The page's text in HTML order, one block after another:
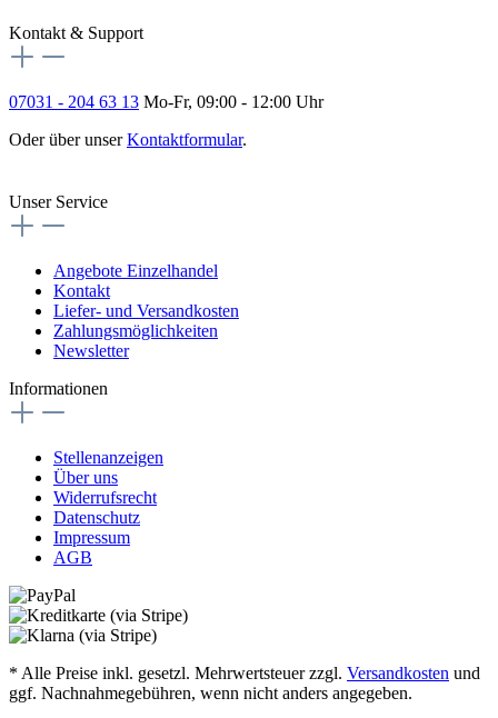
Kontakt & Support
07031 - 204 63 13 Mo-Fr, 09:00 - 12:00 Uhr
Oder über unserKontaktformular.
Unser Service
Angebote Einzelhandel
Kontakt
Liefer- und Versandkosten
Zahlungsmöglichkeiten
Newsletter
Informationen
Stellenanzeigen
Über uns
Widerrufsrecht
Datenschutz
Impressum
AGB
* Alle Preise inkl. gesetzl. Mehrwertsteuer zzgl. Versandkosten und
ggf. Nachnahmegebühren, wenn nicht anders angegeben.